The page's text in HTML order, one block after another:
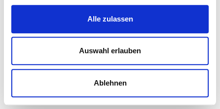
Alle zulassen
Auswahl erlauben
Ablehnen